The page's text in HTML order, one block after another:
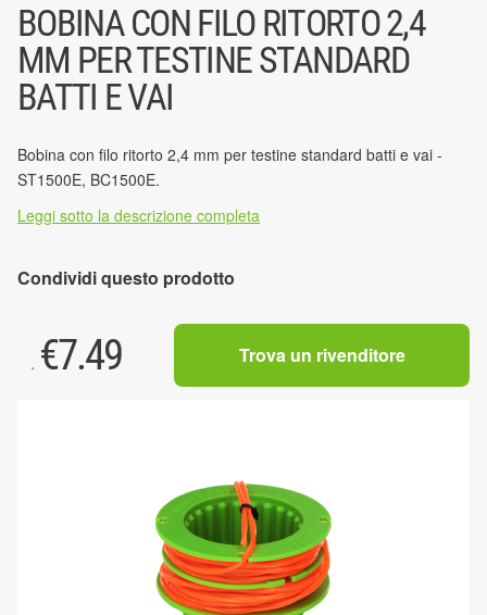
BOBINA CON FILO RITORTO 2,4
MM PER TESTINE STANDARD
BATTI E VAI
Bobina con filo ritorto 2,4 mm per testine standard batti e vai -
ST1500E, BC1500E.
Leggi sotto la descrizione completa
Condividi questo prodotto
. €7.49 Trova un rivenditore